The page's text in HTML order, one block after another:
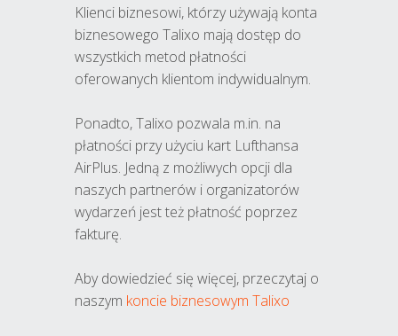
Klienci biznesowi, którzy używają konta
biznesowego Talixo mają dostęp do
wszystkich metod płatności
oferowanych klientom indywidualnym.
Ponadto, Talixo pozwala m.in. na
płatności przy użyciu kart Lufthansa
AirPlus. Jedną z możliwych opcji dla
naszych partnerów i organizatorów
wydarzeń jest też płatność poprzez
fakturę.
Aby dowiedzieć się więcej, przeczytaj o
naszym koncie biznesowym Talixo